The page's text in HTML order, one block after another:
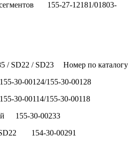
155-27-12181/01803-
/ SD22 / SD23
Номер по каталогу
155-30-00124/155-30-00128
155-30-00114/155-30-00118
155-30-00233
154-30-00291